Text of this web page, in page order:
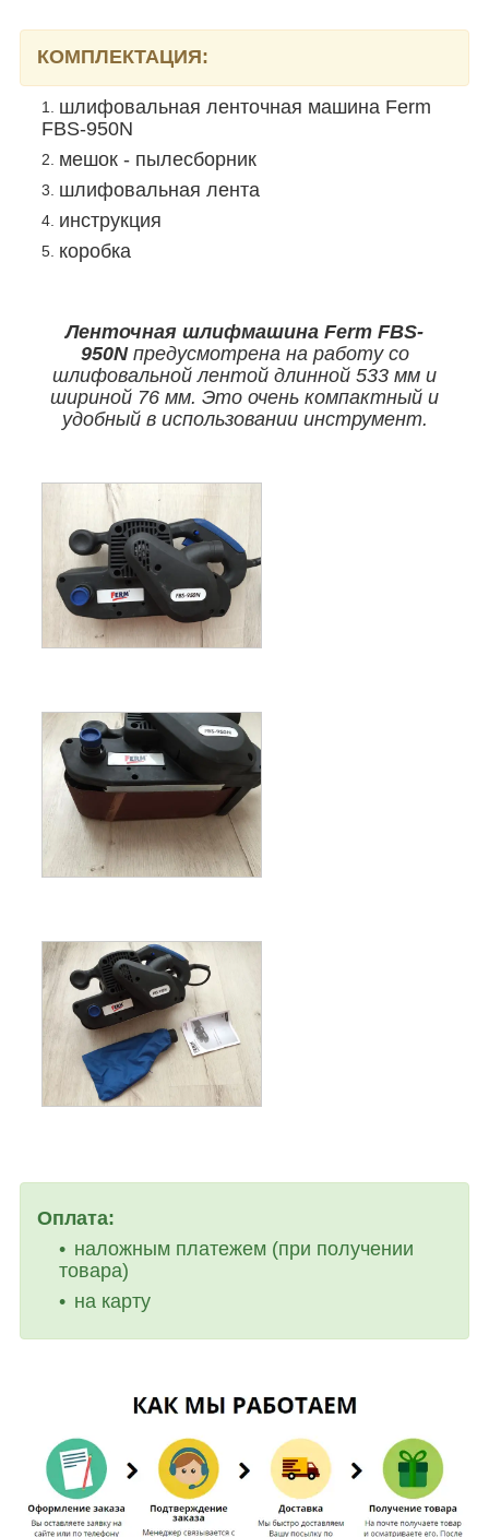
КОМПЛЕКТАЦИЯ:
шлифовальная ленточная машина Ferm
FBS-950N
мешок - пылесборник
шлифовальная лента
инструкция
коробка
Ленточная шлифмашина Ferm FBS-
950Nпредусмотрена на работу со
шлифовальной лентой длинной 533 мм и
шириной 76 мм. Это очень компактный и
удобный в использовании инструмент.
Оплата:
наложным платежем (при получении
товара)
на карту